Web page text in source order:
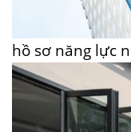
hồ sơ năng lực